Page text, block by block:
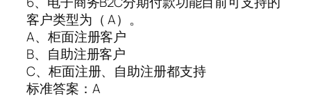
客户类型为（ A）。
A、柜面注册客户
B、自助注册客户
C、柜面注册、自助注册都支持
标准答案：A